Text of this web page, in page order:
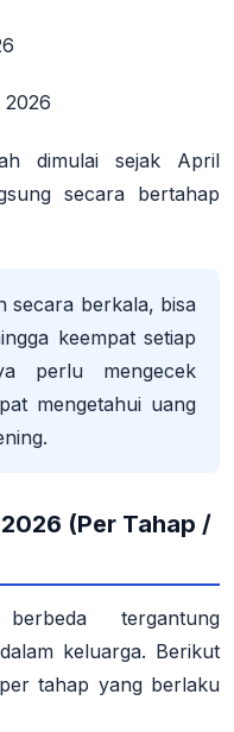
dimulai sejak April
secara bertahap
secara berkala, bisa
keempat setiap
perlu mengecek
mengetahui uang
.
(Per Tahap /
berbeda tergantung
keluarga. Berikut
tahap yang berlaku